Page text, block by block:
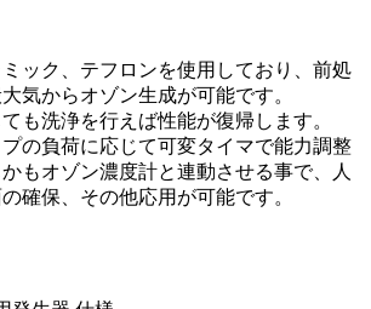
ック、テフロンを使用しており、前処
気からオゾン生成が可能です。
も洗浄を行えば性能が復帰します。
の負荷に応じて可変タイマで能力調整
もオゾン濃度計と連動させる事で、人
確保、その他応用が可能です。